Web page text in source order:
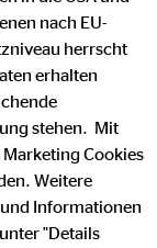
nach EU-
herrscht
erhalten
stehen. Mit
Cookies
Weitere
Informationen
"Details